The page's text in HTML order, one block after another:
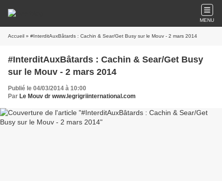
MENU
Accueil » #InterditAuxBâtards : Cachin & Sear/Get Busy sur le Mouv - 2 mars 2014
#InterditAuxBâtards : Cachin & Sear/Get Busy
sur le Mouv - 2 mars 2014
Publié le 04/03/2014 à 10:00
Par Le Mouv dr www.legrigriinternational.com